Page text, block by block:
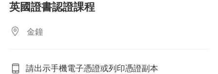
英國證書認證課程
金鐘
請出示手機電子憑證或列印憑證副本